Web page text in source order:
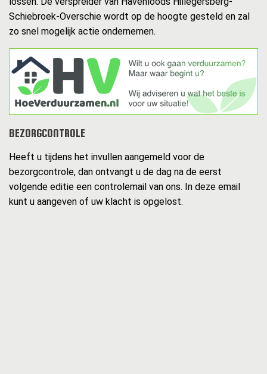
Schiebroek-Overschie wordt op de hoogte gesteld en zal
zo snel mogelijk actie ondernemen.
BEZORGCONTROLE
Heeft u tijdens het invullen aangemeld voor de
bezorgcontrole, dan ontvangt u de dag na de eerst
volgende editie een controlemail van ons. In deze email
kunt u aangeven of uw klacht is opgelost.